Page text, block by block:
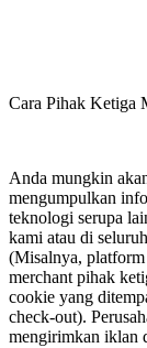
Cara Pihak Ketiga
Anda mungkin
mengumpulkan
teknologi serupa
kami atau di
(Misalnya,
merchant pihak
cookie yang
check-out).
mengirimkan iklan